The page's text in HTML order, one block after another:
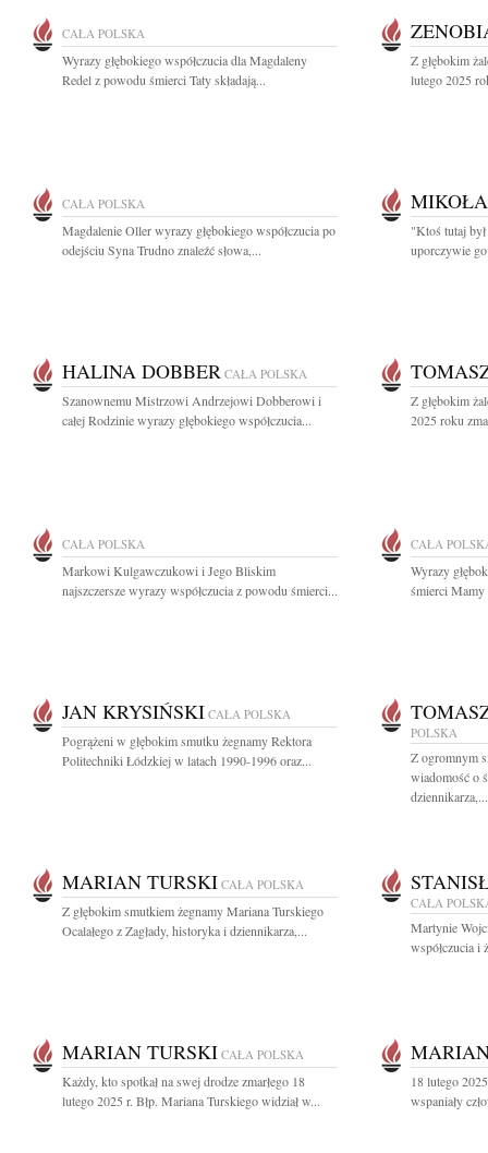
CAŁA POLSKA
Wyrazy głębokiego współczucia dla Magdaleny
Redel z powodu śmierci Taty składają...
Z głębokim
lutego 2025
CAŁA POLSKA
Magdalenie Oller wyrazy głębokiego współczucia po
odejściu Syna Trudno znaleźć słowa,...
"Ktoś tutaj
uporczywie
HALINA DOBBER CAŁA POLSKA
Szanownemu Mistrzowi Andrzejowi Dobberowi i
całej Rodzinie wyrazy głębokiego współczucia...
Z głębokim
2025 roku
CAŁA POLSKA
Markowi Kulgawczukowi i Jego Bliskim
najszczersze wyrazy współczucia z powodu śmierci...
CAŁA
Wyrazy
śmierci
JAN KRYSIŃSKI CAŁA POLSKA
Pogrążeni w głębokim smutku żegnamy Rektora
Politechniki Łódzkiej w latach 1990-1996 oraz...
POLSKA
Z ogromnym
wiadomość o
dziennikarza,...
MARIAN TURSKI CAŁA POLSKA
Z głębokim smutkiem żegnamy Mariana Turskiego
Ocalałego z Zagłady, historyka i dziennikarza,...
CAŁA
Martynie
współczucia i
MARIAN TURSKI CAŁA POLSKA
Każdy, kto spotkał na swej drodze zmarłego 18
lutego 2025 r. Błp. Mariana Turskiego widział w...
18 lutego
wspaniały